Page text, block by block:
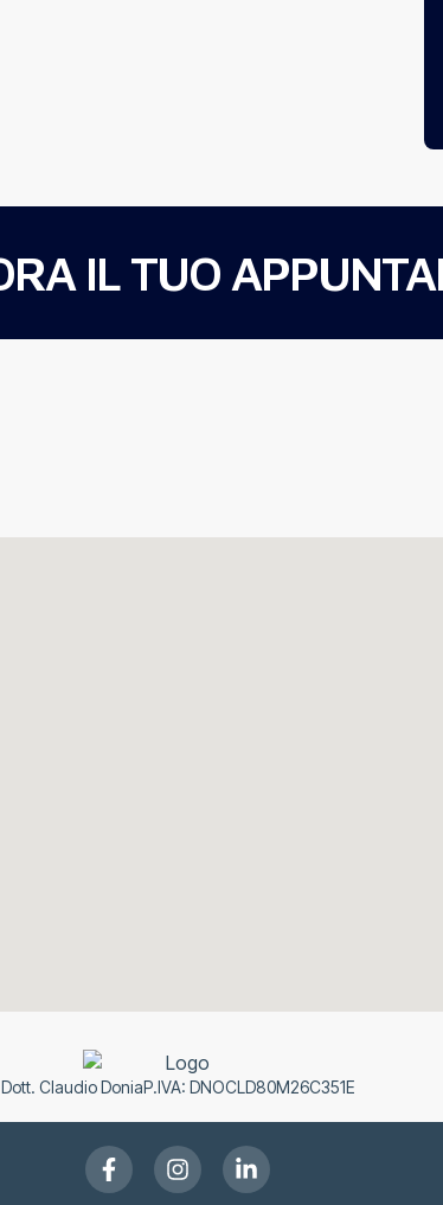
IL TUO
Dott. Claudio DoniaP.IVA: DNOCLD80M26C351E